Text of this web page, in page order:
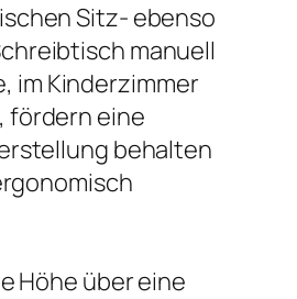
Sitz- ebenso
manuell
im Kinderzimmer
fördern eine
behalten
Höhe über eine